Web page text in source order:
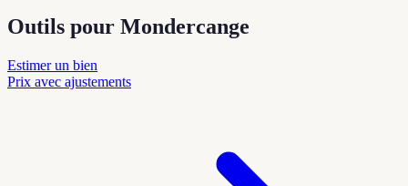
Outils pour Mondercange
Estimer un bien
Prix avec ajustements